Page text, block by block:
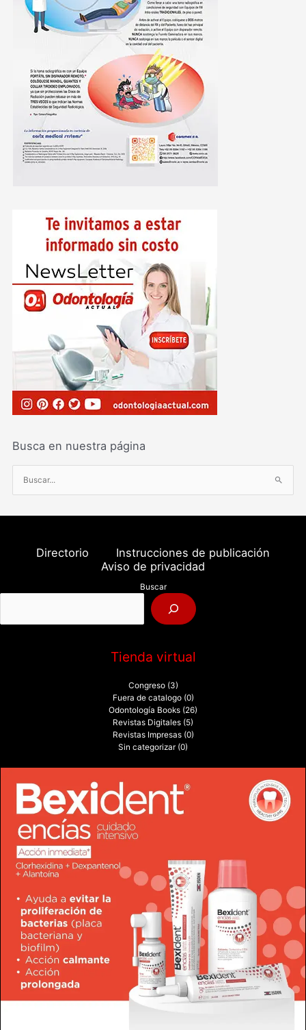
Busca en nuestra página
u
s
o
:
Directorio
Instrucciones de publicación
Aviso de privacidad
Buscar
Tienda virtual
Congreso (3)
Fuera de catalogo (0)
Odontología Books (26)
Revistas Digitales (5)
Revistas Impresas (0)
Sin categorizar (0)